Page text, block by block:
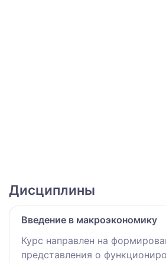
Дисциплины
Введение в макроэкономику
Курс направлен на
представления о